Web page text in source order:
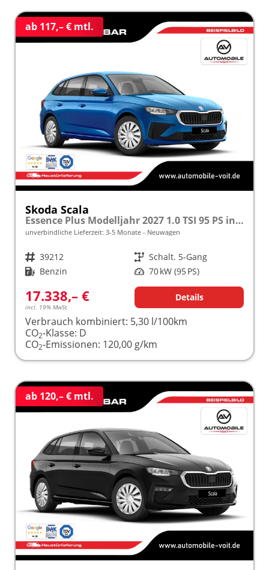
ab 117,– € mtl.
Skoda Scala
Essence Plus Modelljahr 2027 1.0 TSI 95 PS inkl. 5 J. Garantie frei konfigurierbar
unverbindliche Lieferzeit: 3-5 Monate Neuwagen
Fahrzeugnr. 39212 Getriebe Schalt. 5-Gang
Kraftstoff Benzin Leistung 70 kW (95 PS)
17.338,– €
incl. 19% MwSt.
Details
Verbrauch kombiniert: 5,30 l/100km
CO2-Klasse: D
CO2-Emissionen: 120,00 g/km
ab 120,– € mtl.